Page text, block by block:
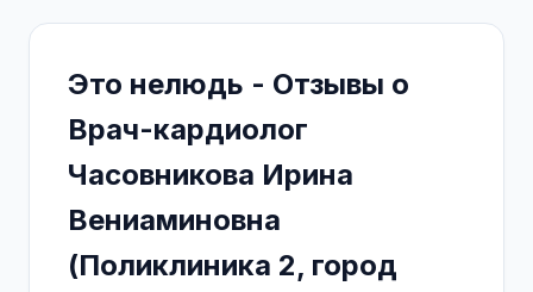
Это нелюдь - Отзывы о
Врач-кардиолог
Часовникова Ирина
Вениаминовна
(Поликлиника 2, город